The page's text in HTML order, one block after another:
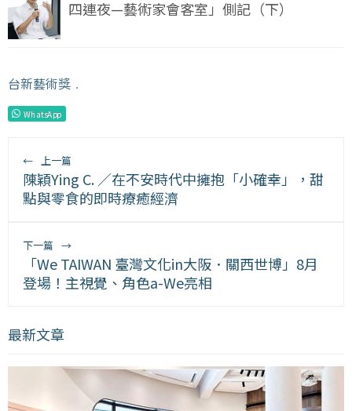
四連夜—藝術家會客室」側記（下）
台新藝術獎 ﹒
WhatsApp
← 上一篇
陳穎Ying C. ／在不安時代中擁抱「小確幸」，甜
點與零食的即時療癒經濟
下一篇 →
「We TAIWAN 臺灣文化in大阪．關西世博」8月
登場！主視覺、角色a-We亮相
最新文章